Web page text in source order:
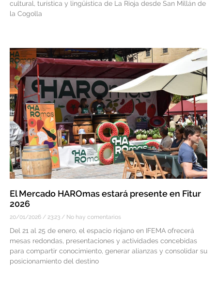
cultural, turística y lingüística de La Rioja desde San Millán de
la Cogolla
El Mercado HAROmas estará presente en Fitur
2026
20/01/2026 23:23 No hay comentarios
Del 21 al 25 de enero, el espacio riojano en IFEMA ofrecerá
mesas redondas, presentaciones y actividades concebidas
para compartir conocimiento, generar alianzas y consolidar su
posicionamiento del destino